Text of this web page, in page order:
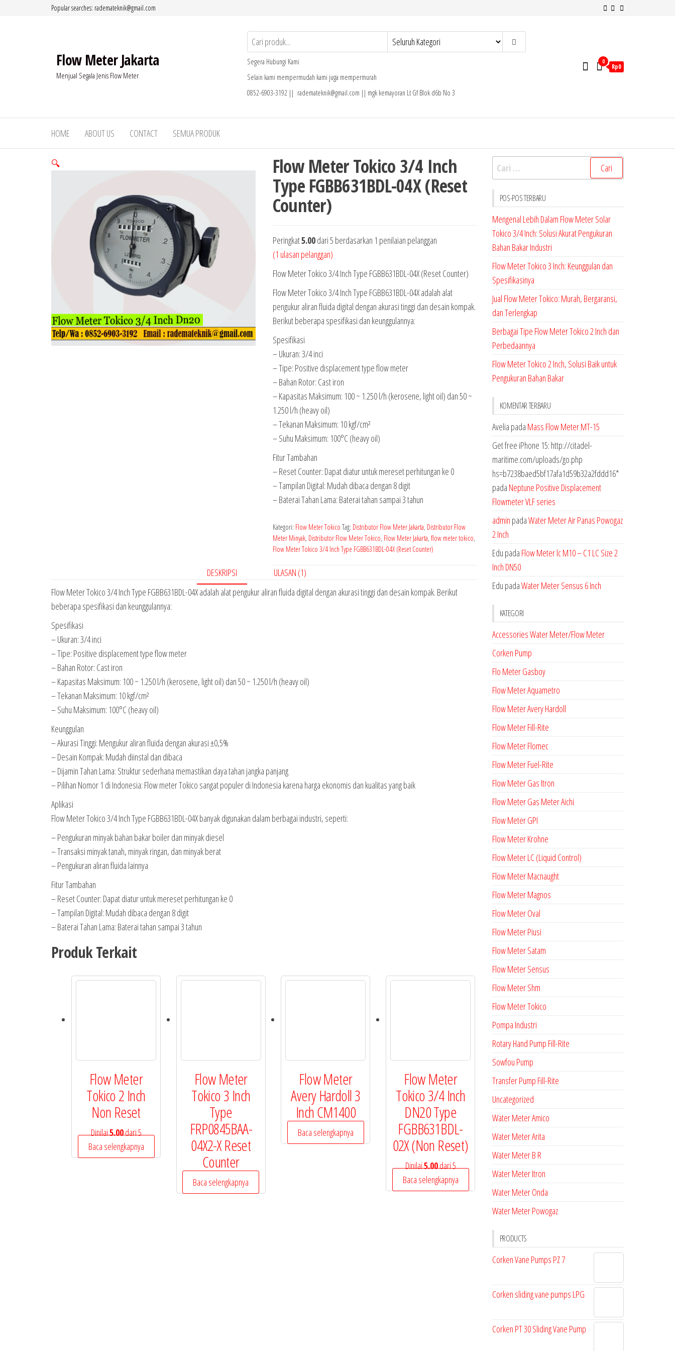
Popular searches: rademateknik@gmail.com
Flow Meter Jakarta
Menjual Segala Jenis Flow Meter
Segera Hubungi Kami
Selain kami mempermudah kami juga mempermurah
0852-6903-3192 || rademateknik@gmail.com || mgk kemayoran Lt Gf Blok d6b No 3
0
Rp0
HOME ABOUT US CONTACT SEMUA PRODUK
🔍 Flow Meter Tokico 3/4 Inch
Type FGBB631BDL-04X (Reset
Counter)
Peringkat5.00dari 5 berdasarkan 1 penilaian pelanggan
(1 ulasan pelanggan)
Flow Meter Tokico 3/4 Inch Type FGBB631BDL-04X (Reset Counter)
Flow Meter Tokico 3/4 Inch Type FGBB631BDL-04X adalah alat
pengukur aliran fluida digital dengan akurasi tinggi dan desain kompak.
Berikut beberapa spesifikasi dan keunggulannya:
Spesifikasi
– Ukuran: 3/4 inci
– Tipe: Positive displacement type flow meter
– Bahan Rotor: Cast iron
– Kapasitas Maksimum: 100 ~ 1.250 l/h (kerosene, light oil) dan 50 ~
1.250 l/h (heavy oil)
– Tekanan Maksimum: 10 kgf/cm²
– Suhu Maksimum: 100°C (heavy oil)
Fitur Tambahan
– Reset Counter: Dapat diatur untuk mereset perhitungan ke 0
– Tampilan Digital: Mudah dibaca dengan 8 digit
– Baterai Tahan Lama: Baterai tahan sampai 3 tahun
Kategori: Flow Meter Tokico Tag: Distributor Flow Meter Jakarta, Distributor Flow
Meter Minyak, Distributor Flow Meter Tokico, Flow Meter Jakarta, flow meter tokico,
Flow Meter Tokico 3/4 Inch Type FGBB631BDL-04X (Reset Counter)
DESKRIPSI
ULASAN (1)
Flow Meter Tokico 3/4 Inch Type FGBB631BDL-04X adalah alat pengukur aliran fluida digital dengan akurasi tinggi dan desain kompak. Berikut
beberapa spesifikasi dan keunggulannya:
Spesifikasi
– Ukuran: 3/4 inci
– Tipe: Positive displacement type flow meter
– Bahan Rotor: Cast iron
– Kapasitas Maksimum: 100 ~ 1.250 l/h (kerosene, light oil) dan 50 ~ 1.250 l/h (heavy oil)
– Tekanan Maksimum: 10 kgf/cm²
– Suhu Maksimum: 100°C (heavy oil)
Keunggulan
– Akurasi Tinggi: Mengukur aliran fluida dengan akurasi ±0,5%
– Desain Kompak: Mudah diinstal dan dibaca
– Dijamin Tahan Lama: Struktur sederhana memastikan daya tahan jangka panjang
– Pilihan Nomor 1 di Indonesia: Flow meter Tokico sangat populer di Indonesia karena harga ekonomis dan kualitas yang baik
Aplikasi
Flow Meter Tokico 3/4 Inch Type FGBB631BDL-04X banyak digunakan dalam berbagai industri, seperti:
– Pengukuran minyak bahan bakar boiler dan minyak diesel
– Transaksi minyak tanah, minyak ringan, dan minyak berat
– Pengukuran aliran fluida lainnya
Fitur Tambahan
– Reset Counter: Dapat diatur untuk mereset perhitungan ke 0
– Tampilan Digital: Mudah dibaca dengan 8 digit
– Baterai Tahan Lama: Baterai tahan sampai 3 tahun
Produk Terkait
Flow Meter
Tokico 2 Inch
Non Reset
Dinilai5.00dari 5
Baca selengkapnya
Flow Meter
Tokico 3 Inch
Type
FRP0845BAA-
04X2-X Reset
Counter
Baca selengkapnya
Flow Meter
Avery Hardoll 3
Inch CM1400
Baca selengkapnya
Flow Meter
Tokico 3/4 Inch
DN20 Type
FGBB631BDL-
02X (Non Reset)
Dinilai5.00dari 5
Baca selengkapnya
Cari
untuk:
POS-POS TERBARU
Mengenal Lebih Dalam Flow Meter Solar
Tokico 3/4 Inch: Solusi Akurat Pengukuran
Bahan Bakar Industri
Flow Meter Tokico 3 Inch: Keunggulan dan
Spesifikasinya
Jual Flow Meter Tokico: Murah, Bergaransi,
dan Terlengkap
Berbagai Tipe Flow Meter Tokico 2 Inch dan
Perbedaannya
Flow Meter Tokico 2 Inch, Solusi Baik untuk
Pengukuran Bahan Bakar
KOMENTAR TERBARU
Avelia pada Mass Flow Meter MT-15
Get free iPhone 15: http://citadel-
maritime.com/uploads/go.php
hs=b7238baed5bf17afa1d59b32a2fddd16*
pada Neptune Positive Displacement
Flowmeter VLF series
admin padaWater Meter Air Panas Powogaz
2 Inch
Edu pada Flow Meter lc M10 – C1 LC Size 2
Inch DN50
Edu padaWater Meter Sensus 6 Inch
KATEGORI
Accessories Water Meter/Flow Meter
Corken Pump
Flo Meter Gasboy
Flow Meter Aquametro
Flow Meter Avery Hardoll
Flow Meter Fill-Rite
Flow Meter Flomec
Flow Meter Fuel-Rite
Flow Meter Gas Itron
Flow Meter Gas Meter Aichi
Flow Meter GPI
Flow Meter Krohne
Flow Meter LC (Liquid Control)
Flow Meter Macnaught
Flow Meter Magnos
Flow Meter Oval
Flow Meter Piusi
Flow Meter Satam
Flow Meter Sensus
Flow Meter Shm
Flow Meter Tokico
Pompa Industri
Rotary Hand Pump Fill-Rite
Sowfou Pump
Transfer Pump Fill-Rite
Uncategorized
Water Meter Amico
Water Meter Arita
Water Meter B R
Water Meter Itron
Water Meter Onda
Water Meter Powogaz
PRODUCTS
Corken Vane Pumps PZ 7
Corken sliding vane pumps LPG
Corken PT 30 Sliding Vane Pump